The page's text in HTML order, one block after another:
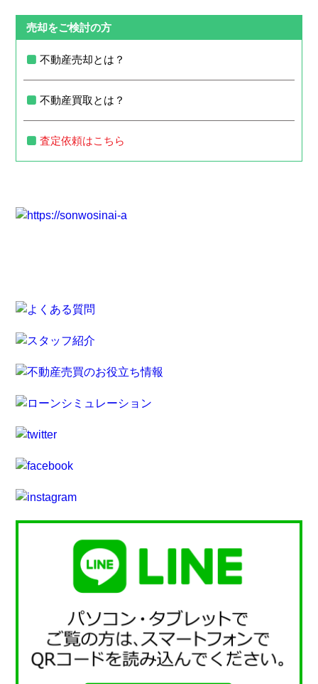
売却をご検討の方
不動産売却とは？
不動産買取とは？
査定依頼はこちら